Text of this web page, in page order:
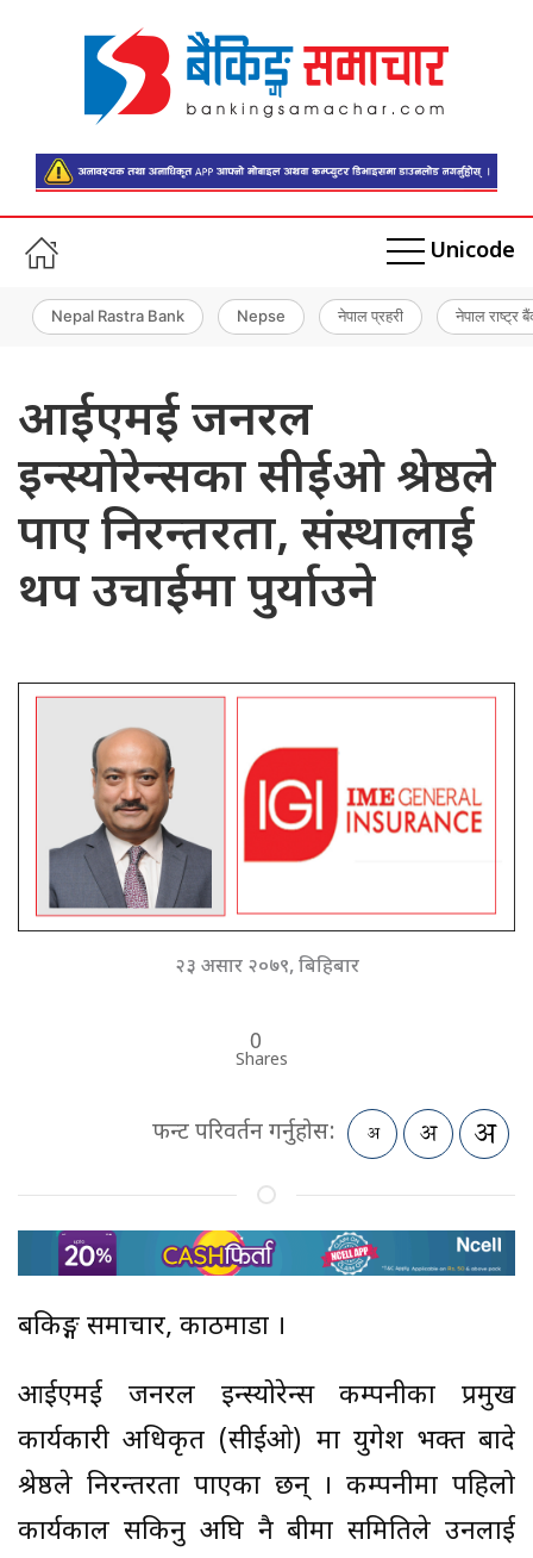
Unicode
Nepal Rastra Bank Nepse नेपाल प्रहरी नेपाल राष्ट्र
आईएमई जनरल
इन्स्योरेन्सका सीईओ श्रेष्ठले
पाए निरन्तरता, संस्थालाई
थप उचाईमा पुर्याउने
२३ असार २०७९, बिहिबार
0
Shares
फन्ट परिवर्तन गर्नुहोस:
बैंकिङ्ग समाचार, काठमाडौं ।
आईएमई जनरल इन्स्योरेन्स कम्पनीका प्रमुख
कार्यकारी अधिकृत (सीईओ) मा युगेश भक्त बादे
श्रेष्ठले निरन्तरता पाएका छन् । कम्पनीमा पहिलो
कार्यकाल सकिनु अघि नै बीमा समितिले उनलाई